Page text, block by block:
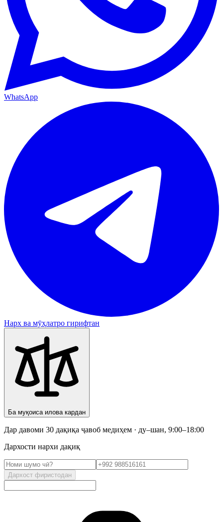
WhatsApp
Нарх ва мӯҳлатро гирифтан
Ба муқоиса илова кардан
Дар давоми 30 дақиқа ҷавоб медиҳем · ду–шан, 9:00–18:00
Дархости нархи дақиқ
Дархост фиристодан